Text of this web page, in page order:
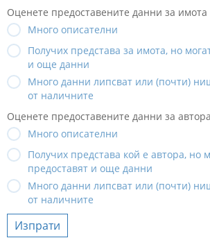
Оценете предоставените данни за имота
Много описателни
Получих представа за имота, но
и още данни
Много данни липсват или (почти)
от наличните
Оценете предоставените данни за автора
Много описателни
Получих представа кой е автора, но
предоставят и още данни
Много данни липсват или (почти)
от наличните
Изпрати